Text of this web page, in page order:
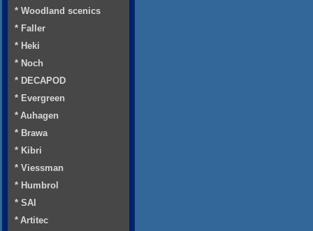
* Woodland scenics
* Faller
* Heki
* Noch
* DECAPOD
* Evergreen
* Auhagen
* Brawa
* Kibri
* Viessman
* Humbrol
* SAI
* Artitec